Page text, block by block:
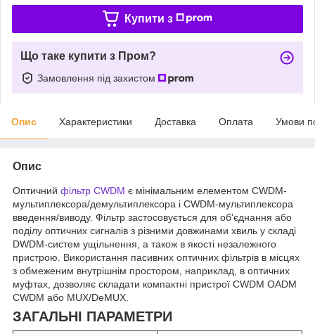
Купити з
Що таке купити з Пром?
Замовлення під захистом
Опис Характеристики Доставка Оплата Умови
Опис
Оптичний фільтр CWDM є мінімальним елементом CWDM-
мультиплексора/демультиплексора і CWDM-мультиплексора
введення/виводу. Фільтр застосовується для об'єднання або
поділу оптичних сигналів з різними довжинами хвиль у складі
DWDM-систем ущільнення, а також в якості незалежного
пристрою. Використання пасивних оптичних фільтрів в місцях
з обмеженим внутрішнім простором, наприклад, в оптичних
муфтах, дозволяє складати компактні пристрої CWDM OADM
CWDM або MUX/DeMUX.
ЗАГАЛЬНІ ПАРАМЕТРИ